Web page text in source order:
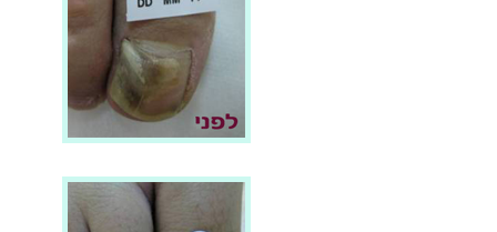
ציפורן חודרנית
תודה מעומק הלב על הטיפול
המסור והמקצועי בציפורן החודרנית
והעקשנית...
ציפורן חודרנית
ספיר הייתה אצל רופאים בצבא
שלא הצליחו לפתור את הבעיה...
פדיקור רפואי
המומחיות שלכם בכף הרגל עולה על
כולם...